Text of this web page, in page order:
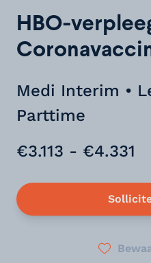
HBO-
Medi Interim •
Parttime
€3.113 - €4.331